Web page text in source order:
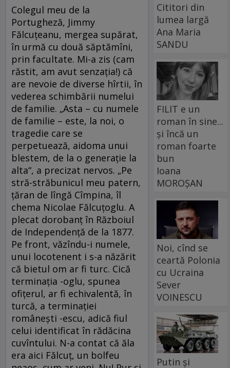
Colegul meu de la
Portugheză, Jimmy
Fălcuțeanu, mergea supărat,
în urmă cu două săptămîni,
prin facultate. Mi-a zis (cam
răstit, am avut senzația!) că
are nevoie de diverse hîrtii, în
vederea schimbării numelui
de familie. „Asta – cu numele
de familie – este, la noi, o
tragedie care se
perpetuează, aidoma unui
blestem, de la o generație la
alta“, a precizat nervos. „Pe
stră-străbunicul meu patern,
țăran de lîngă Cîmpina, îl
chema Nicolae Fălcuțoglu. A
plecat dorobanț în Războiul
de Independență de la 1877.
Pe front, văzîndu-i numele,
unui locotenent i s-a năzărit
că bietul om ar fi turc. Cică
terminația -oglu, spunea
ofițerul, ar fi echivalentă, în
turcă, a terminației
românești -escu, adică fiul
celui identificat în rădăcina
cuvîntului. N-a contat că ăla
era aici Fălcuț, un bolfeu
Cititori din
lumea largă
Ana Maria
SANDU
FILIT e un
roman în sine...
și încă un
roman foarte
bun
Ioana
MOROȘAN
Noi, cînd se
ceartă Polonia
cu Ucraina
Sever
VOINESCU
Putin și